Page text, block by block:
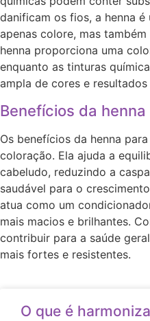
danificam os fios, a henna
apenas colore, mas
henna proporciona uma
enquanto as tinturas
ampla de cores e resultados
Benefícios da
Os benefícios da henna
coloração. Ela ajuda a
cabeludo, reduzindo a
saudável para o
atua como um
mais macios e brilhantes.
contribuir para a saúde
mais fortes e resistentes.
O que é